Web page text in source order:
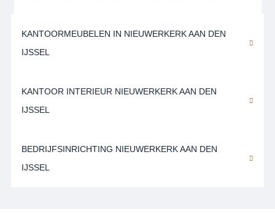
KANTOORMEUBELEN IN NIEUWERKERK AAN DEN
IJSSEL
KANTOOR INTERIEUR NIEUWERKERK AAN DEN
IJSSEL
BEDRIJFSINRICHTING NIEUWERKERK AAN DEN
IJSSEL